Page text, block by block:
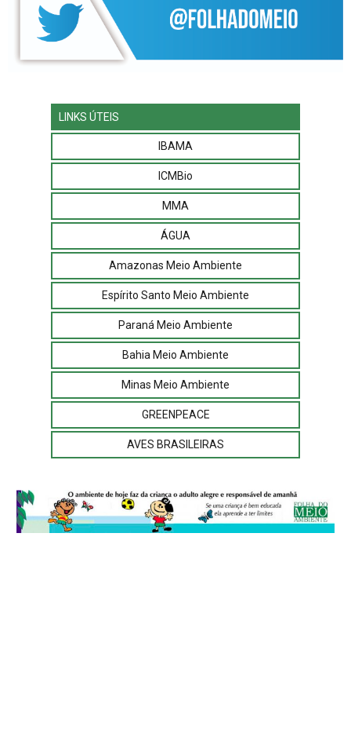
LINKS ÚTEIS
IBAMA
ICMBio
MMA
ÁGUA
Amazonas Meio Ambiente
Espírito Santo Meio Ambiente
Paraná Meio Ambiente
Bahia Meio Ambiente
Minas Meio Ambiente
GREENPEACE
AVES BRASILEIRAS